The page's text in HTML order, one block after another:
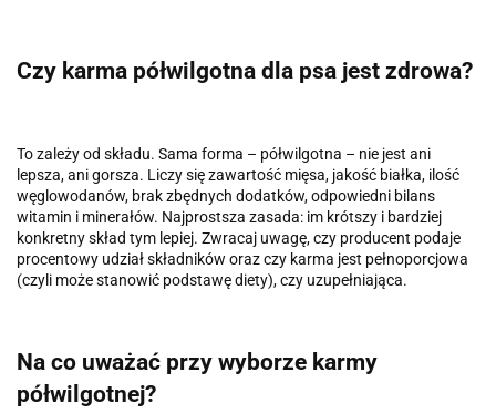
Czy karma półwilgotna dla psa jest zdrowa?
To zależy od składu. Sama forma – półwilgotna – nie jest ani
lepsza, ani gorsza. Liczy się zawartość mięsa, jakość białka, ilość
węglowodanów, brak zbędnych dodatków, odpowiedni bilans
witamin i minerałów. Najprostsza zasada: im krótszy i bardziej
konkretny skład tym lepiej. Zwracaj uwagę, czy producent podaje
procentowy udział składników oraz czy karma jest pełnoporcjowa
(czyli może stanowić podstawę diety), czy uzupełniająca.
Na co uważać przy wyborze karmy
półwilgotnej?